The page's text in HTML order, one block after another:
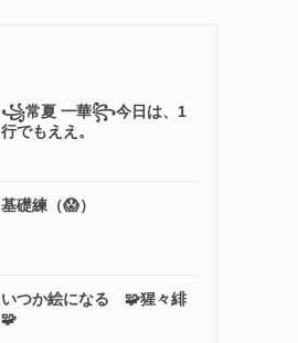
꧁常夏 一華꧂今日は、1
行でもええ。
基礎練（😱）
いつか絵になる 🧩猩々緋
🧩